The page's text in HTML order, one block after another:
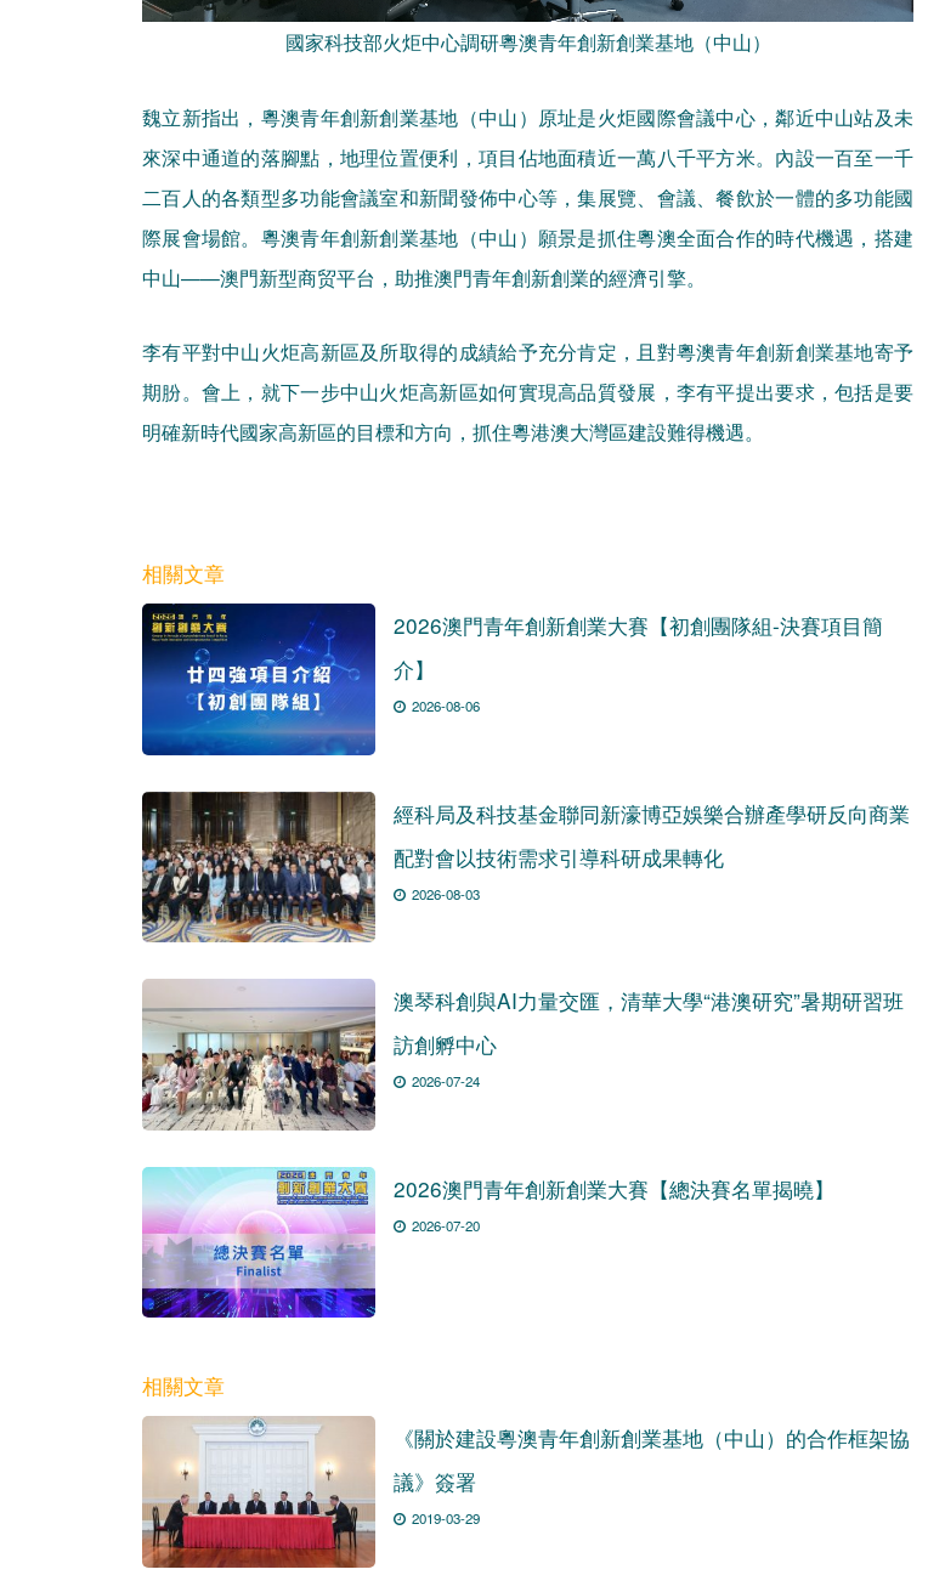
國家科技部火炬中心調研粵澳青年創新創業基地（中山）
魏立新指出，粵澳青年創新創業基地（中山）原址是火炬國際會議中心，鄰近中山站及未
來深中通道的落腳點，地理位置便利，項目佔地面積近一萬八千平方米。內設一百至一千
二百人的各類型多功能會議室和新聞發佈中心等，集展覽、會議、餐飲於一體的多功能國
際展會場館。粵澳青年創新創業基地（中山）願景是抓住粵澳全面合作的時代機遇，搭建
中山——澳門新型商贸平台，助推澳門青年創新創業的經濟引擎。
李有平對中山火炬高新區及所取得的成績給予充分肯定，且對粵澳青年創新創業基地寄予
期朌。會上，就下一步中山火炬高新區如何實現高品質發展，李有平提出要求，包括是要
明確新時代國家高新區的目標和方向，抓住粵港澳大灣區建設難得機遇。
相關文章
2026澳門青年創新創業大賽【初創團隊組-決賽項目簡
介】
2026-08-06
經科局及科技基金聯同新濠博亞娛樂合辦產學研反向商業
配對會以技術需求引導科研成果轉化
2026-08-03
澳琴科創與AI力量交匯，清華大學“港澳研究”暑期研習班
訪創孵中心
2026-07-24
2026澳門青年創新創業大賽【總決賽名單揭曉】
2026-07-20
相關文章
《關於建設粵澳青年創新創業基地（中山）的合作框架協
議》簽署
2019-03-29